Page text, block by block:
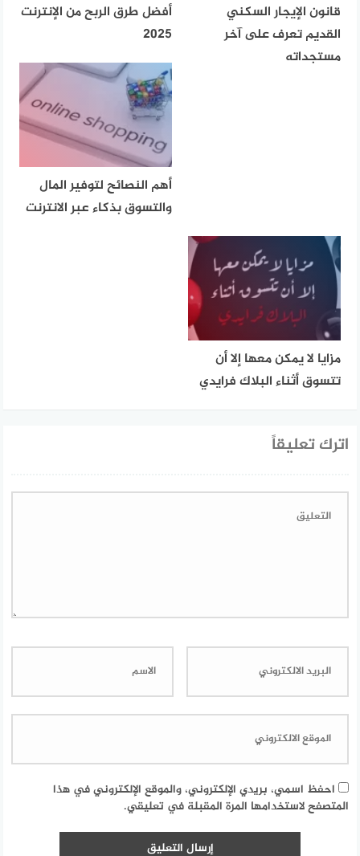
قانون الإيجار السكني
القديم تعرف على آخر
مستجداته
أفضل طرق الربح من الإنترنت
2025
أهم النصائح لتوفير المال
والتسوق بذكاء عبر الانترنت
مزايا لا يمكن معها إلا أن
تتسوق أثناء البلاك فرايدي
اترك تعليقاً
احفظ اسمي، بريدي الإلكتروني، والموقع الإلكتروني في هذا
المتصفح لاستخدامها المرة المقبلة في تعليقي.